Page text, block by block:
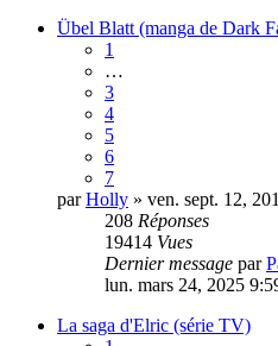
Übel Blatt (manga de Dark
1
…
3
4
5
6
7
parHolly » ven. sept. 12,
208 Réponses
19414 Vues
Dernier message par
lun. mars 24, 2025
La saga d'Elric (série TV)